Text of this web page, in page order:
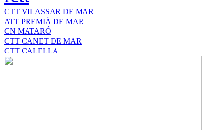
CTT VILASSAR DE MAR
ATT PREMIÀ DE MAR
CN MATARÓ
CTT CANET DE MAR
CTT CALELLA